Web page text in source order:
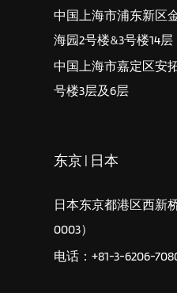
中国上海市浦东新区
海园2号楼&3号楼14层
中国上海市嘉定区安
号楼3层及6层
东京 | 日本
日本东京都港区西新
0003）
电话：+81-3-6206-